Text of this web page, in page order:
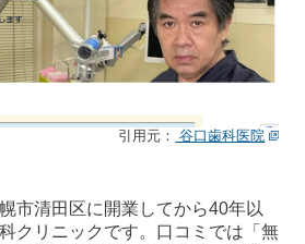
引用元： 谷口歯科医院
市清田区に開業してから40年以
クリニックです。口コミでは「無